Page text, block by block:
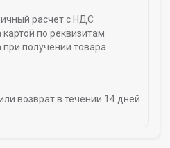
расчет с НДС
по реквизитам
при получении товара
возврат в течении 14 дней